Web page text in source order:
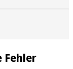
Fehler